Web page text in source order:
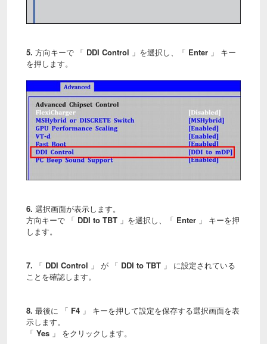
5. 方向キーで 「 DDI Control 」を選択し、「 Enter 」 キー
を押します。
6. 選択画面が表示します。
方向キーで 「 DDI to TBT 」を選択し、「 Enter 」 キーを押
します。
7. 「 DDI Control 」 が 「 DDI to TBT 」 に設定されている
ことを確認します。
8. 最後に 「 F4 」 キーを押して設定を保存する選択画面を表
示します。
「 Yes 」 をクリックします。